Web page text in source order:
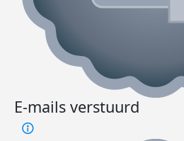
E-mails verstuurd